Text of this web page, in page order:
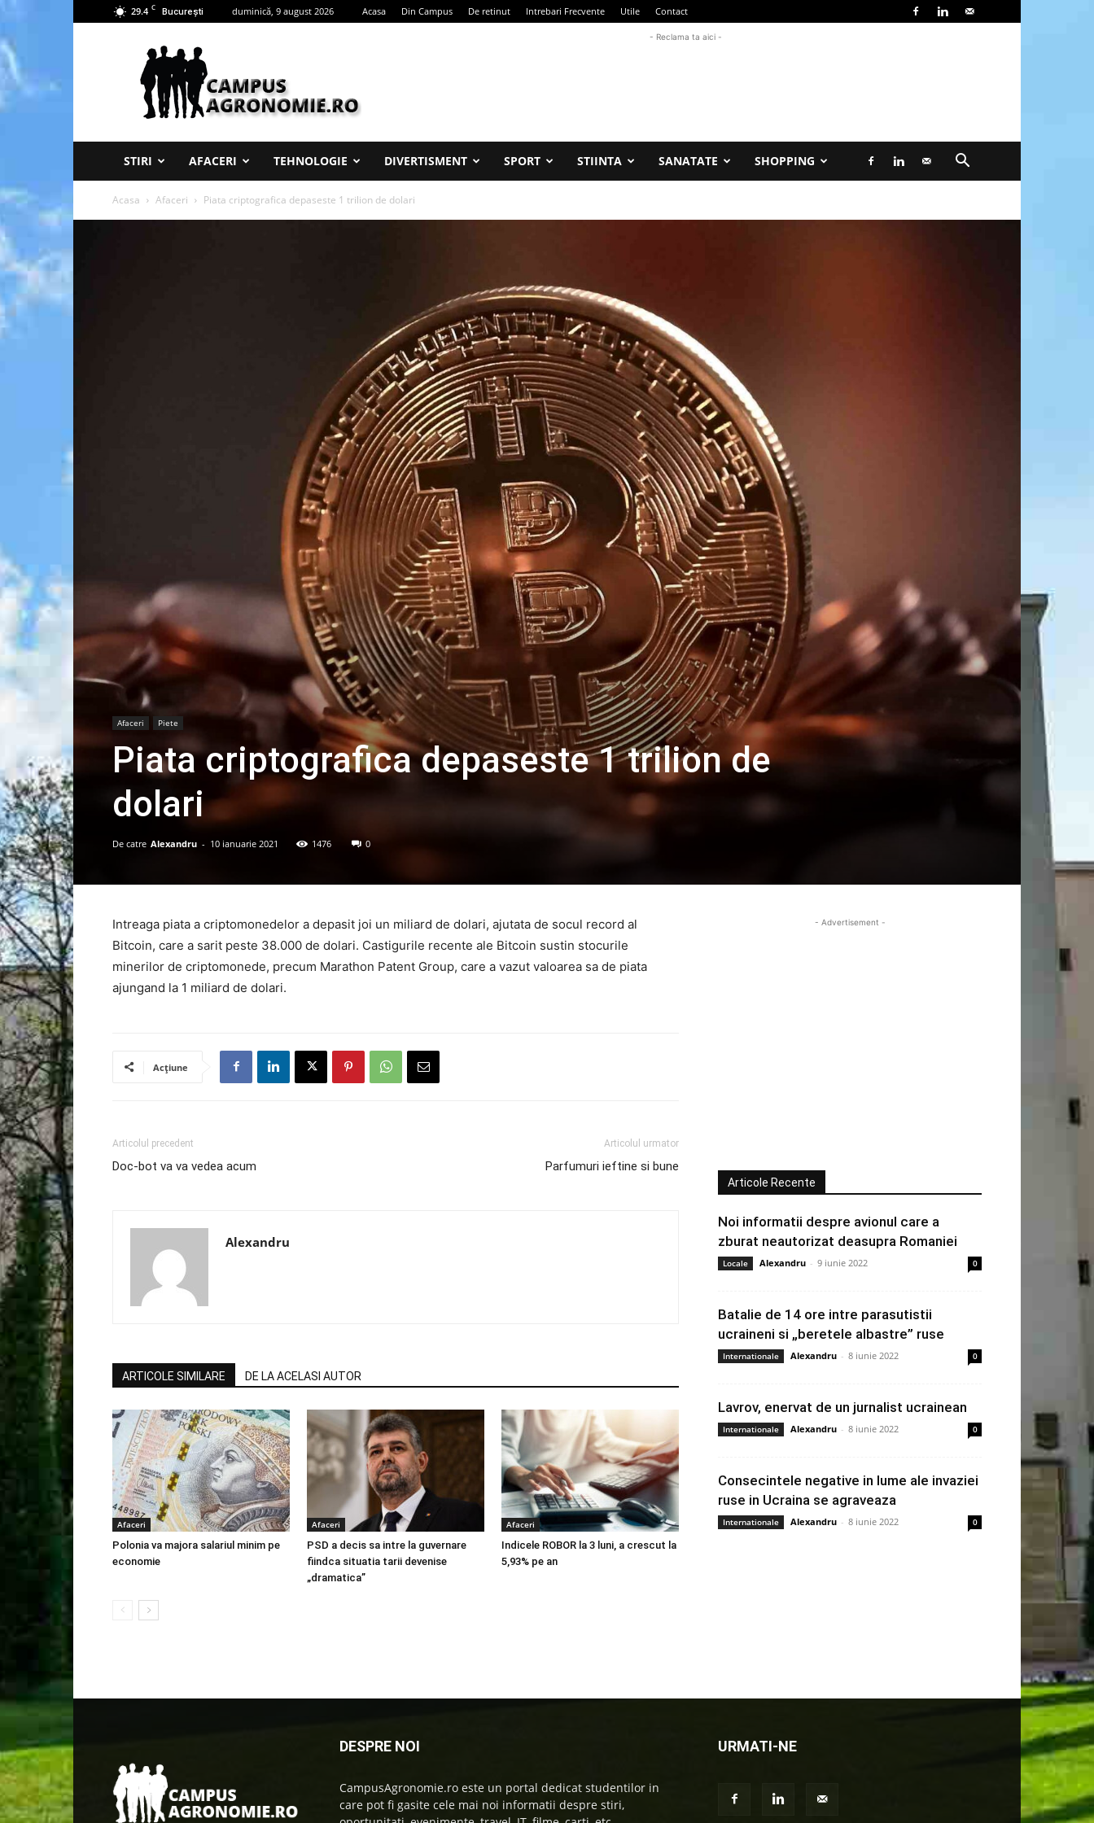
29.4 C București duminică, 9 august 2026 Acasa Din Campus De retinut Intrebari Frecvente Utile Contact
Campus
Agronomie
- Reclama ta aici -
STIRI AFACERI TEHNOLOGIE DIVERTISMENT SPORT STIINTA SANATATE SHOPPING
Acasa Afaceri Piata criptografica depaseste 1 trilion de dolari
Afaceri Piete
Piata criptografica depaseste 1 trilion de
dolari
De catre Alexandru - 10 ianuarie 2021 1476 0
Intreaga piata a criptomonedelor a depasit joi un miliard de dolari, ajutata de socul record al
Bitcoin, care a sarit peste 38.000 de dolari. Castigurile recente ale Bitcoin sustin stocurile
minerilor de criptomonede, precum Marathon Patent Group, care a vazut valoarea sa de piata
ajungand la 1 miliard de dolari.
Acțiune
Articolul precedent
Doc-bot va va vedea acum
Articolul urmator
Parfumuri ieftine si bune
Alexandru
ARTICOLE SIMILARE DE LA ACELASI AUTOR
Afaceri
Polonia va majora salariul minim pe
economie
Afaceri
PSD a decis sa intre la guvernare
fiindca situatia tarii devenise
„dramatica”
Afaceri
Indicele ROBOR la 3 luni, a crescut la
5,93% pe an
- Advertisement -
Articole Recente
Noi informatii despre avionul care a
zburat neautorizat deasupra Romaniei
Locale Alexandru - 9 iunie 2022 0
Batalie de 14 ore intre parasutistii
ucraineni si „beretele albastre” ruse
Internationale Alexandru - 8 iunie 2022 0
Lavrov, enervat de un jurnalist ucrainean
Internationale Alexandru - 8 iunie 2022 0
Consecintele negative in lume ale invaziei
ruse in Ucraina se agraveaza
Internationale Alexandru - 8 iunie 2022 0
DESPRE NOI
CampusAgronomie.ro este un portal dedicat studentilor in
care pot fi gasite cele mai noi informatii despre stiri,
URMATI-NE